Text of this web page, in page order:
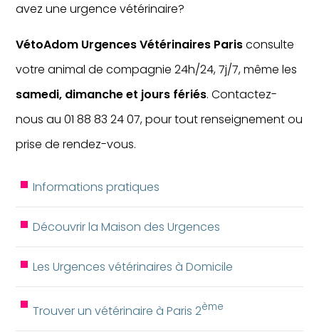
avez une urgence vétérinaire?
VétoAdom Urgences Vétérinaires Parisconsulte
votre animal de compagnie 24h/24, 7j/7, même les
samedi, dimanche et jours fériés. Contactez-
nous au 01 88 83 24 07, pour tout renseignement ou
prise de rendez-vous.
Informations pratiques
Découvrir la Maison des Urgences
Les Urgences vétérinaires à Domicile
Trouver un vétérinaire à Paris 2ème